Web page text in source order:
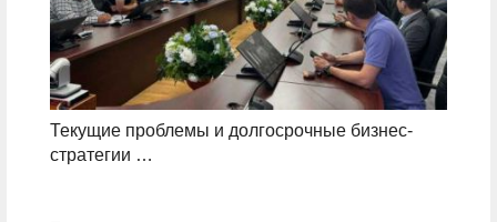
Текущие проблемы и долгосрочные бизнес-
стратегии …